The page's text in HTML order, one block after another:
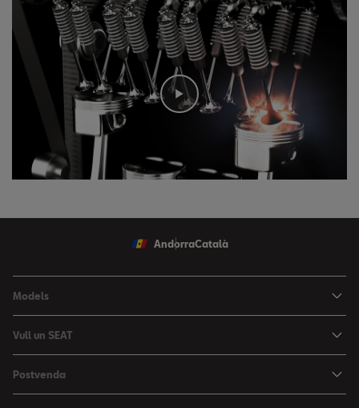
AndorraCatalà
Models
Nou Arona
León
Vull un SEAT
Vehicle d'Ocasió
Postvenda